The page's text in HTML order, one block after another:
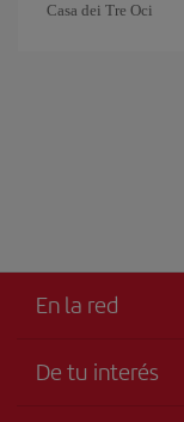
Casa dei Tre Oci
En la red
De tu interés